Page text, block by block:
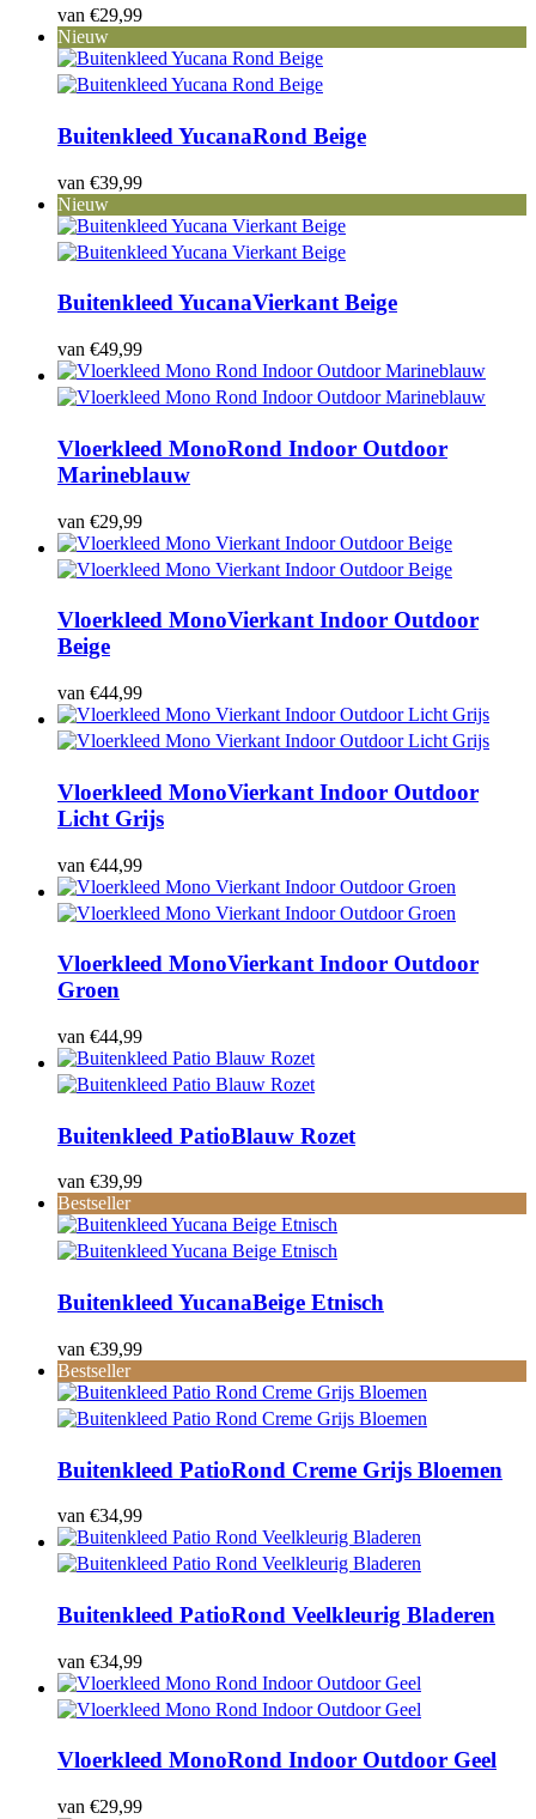
van €29,99
Nieuw
Buitenkleed YucanaRond Beige
van €39,99
Nieuw
Buitenkleed YucanaVierkant Beige
van €49,99
Vloerkleed MonoRond Indoor Outdoor
Marineblauw
van €29,99
Vloerkleed MonoVierkant Indoor Outdoor
Beige
van €44,99
Vloerkleed MonoVierkant Indoor Outdoor
Licht Grijs
van €44,99
Vloerkleed MonoVierkant Indoor Outdoor
Groen
van €44,99
Buitenkleed PatioBlauw Rozet
van €39,99
Bestseller
Buitenkleed YucanaBeige Etnisch
van €39,99
Bestseller
Buitenkleed PatioRond Creme Grijs Bloemen
van €34,99
Buitenkleed PatioRond Veelkleurig Bladeren
van €34,99
Vloerkleed MonoRond Indoor Outdoor Geel
van €29,99